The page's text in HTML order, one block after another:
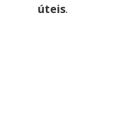
úteis.